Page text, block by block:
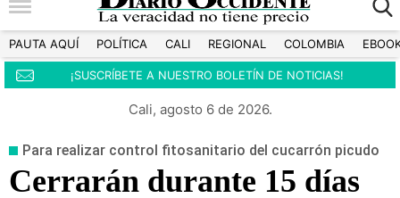
PAUTA AQUÍ POLÍTICA CALI REGIONAL COLOMBIA
¡SUSCRÍBETE A NUESTRO BOLETÍN DE NOTICIAS!
Cali, agosto 6 de 2026.
Para realizar control fitosanitario del cucarrón picudo
Cerrarán durante 15 días